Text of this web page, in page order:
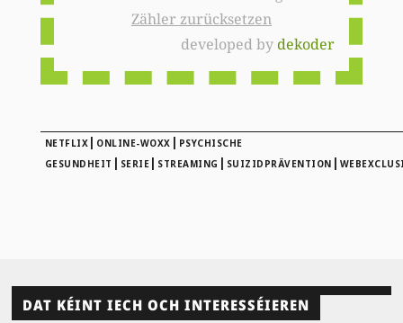
Zähler zurücksetzen
developed bydekoder
NETFLIX | ONLINE-WOXX | PSYCHISCHE
GESUNDHEIT | SERIE | STREAMING | SUIZIDPRÄVENTION |
DAT KÉINT IECH OCH INTERESSÉIEREN